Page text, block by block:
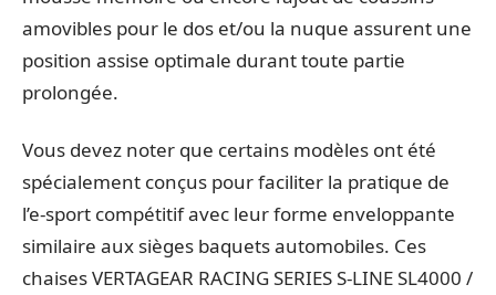
amovibles pour le dos et/ou la nuque assurent une
position assise optimale durant toute partie
prolongée.
Vous devez noter que certains modèles ont été
spécialement conçus pour faciliter la pratique de
l’e-sport compétitif avec leur forme enveloppante
similaire aux sièges baquets automobiles. Ces
chaises VERTAGEAR RACING SERIES S-LINE SL4000 /